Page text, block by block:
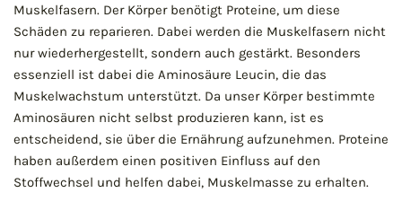
Muskelfasern. Der Körper benötigt Proteine, um diese
Schäden zu reparieren. Dabei werden die Muskelfasern nicht
nur wiederhergestellt, sondern auch gestärkt. Besonders
essenziell ist dabei die Aminosäure Leucin, die das
Muskelwachstum unterstützt. Da unser Körper bestimmte
Aminosäuren nicht selbst produzieren kann, ist es
entscheidend, sie über die Ernährung aufzunehmen. Proteine
haben außerdem einen positiven Einfluss auf den
Stoffwechsel und helfen dabei, Muskelmasse zu erhalten.